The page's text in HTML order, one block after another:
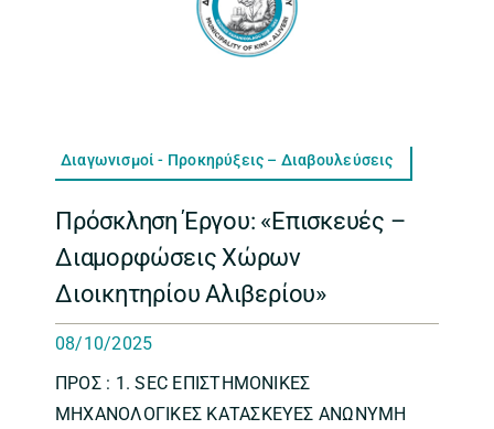
Διαγωνισμοί - Προκηρύξεις – Διαβουλεύσεις
Πρόσκληση Έργου: «Επισκευές –
Διαμορφώσεις Χώρων
Διοικητηρίου Αλιβερίου»
08/10/2025
ΠΡΟΣ : 1. SEC ΕΠΙΣΤΗΜΟΝΙΚΕΣ
ΜΗΧΑΝΟΛΟΓΙΚΕΣ ΚΑΤΑΣΚΕΥΕΣ ΑΝΩΝΥΜΗ